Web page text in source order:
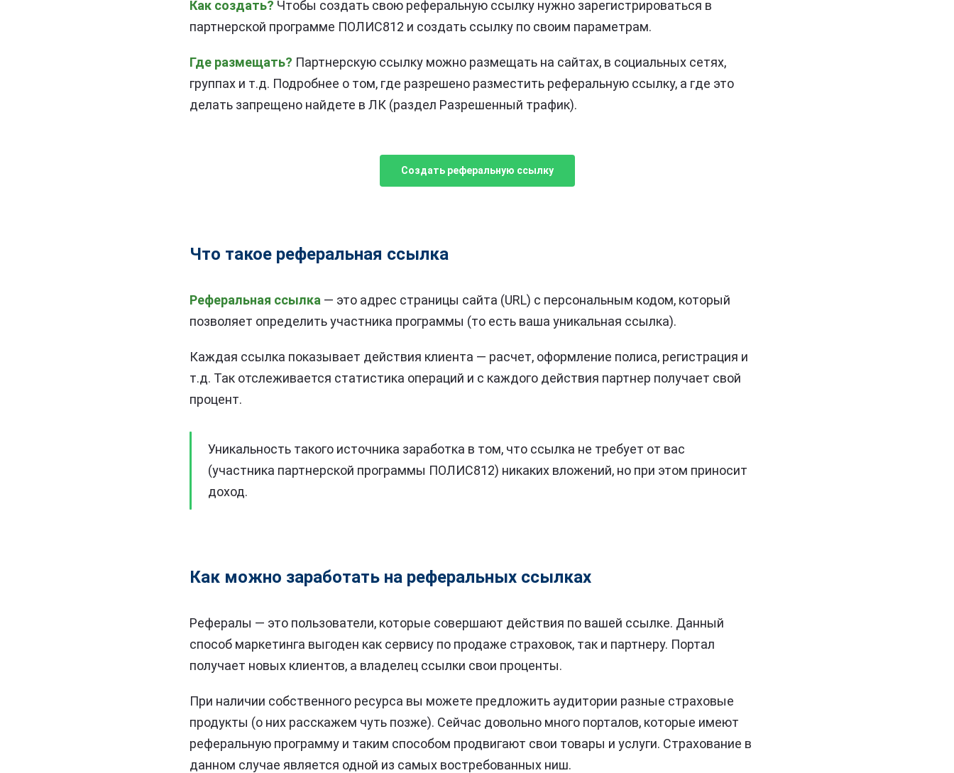
Как создать? Чтобы создать свою реферальную ссылку нужно зарегистрироваться в
партнерской программе ПОЛИС812 и создать ссылку по своим параметрам.
Где размещать? Партнерскую ссылку можно размещать на сайтах, в социальных сетях,
группах и т.д. Подробнее о том, где разрешено разместить реферальную ссылку, а где это
делать запрещено найдете в ЛК (раздел Разрешенный трафик).
Создать реферальную ссылку
Что такое реферальная ссылка
Реферальная ссылка — это адрес страницы сайта (URL) с персональным кодом, который
позволяет определить участника программы (то есть ваша уникальная ссылка).
Каждая ссылка показывает действия клиента — расчет, оформление полиса, регистрация и
т.д. Так отслеживается статистика операций и с каждого действия партнер получает свой
процент.
Уникальность такого источника заработка в том, что ссылка не требует от вас
(участника партнерской программы ПОЛИС812) никаких вложений, но при этом приносит
доход.
Как можно заработать на реферальных ссылках
Рефералы — это пользователи, которые совершают действия по вашей ссылке. Данный
способ маркетинга выгоден как сервису по продаже страховок, так и партнеру. Портал
получает новых клиентов, а владелец ссылки свои проценты.
При наличии собственного ресурса вы можете предложить аудитории разные страховые
продукты (о них расскажем чуть позже). Сейчас довольно много порталов, которые имеют
реферальную программу и таким способом продвигают свои товары и услуги. Страхование в
данном случае является одной из самых востребованных ниш.